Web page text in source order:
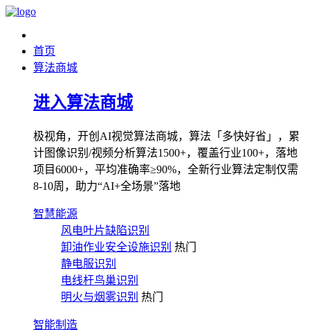
首页
算法商城
进入算法商城
极视角，开创AI视觉算法商城，算法「多快好省」，累
计图像识别/视频分析算法1500+，覆盖行业100+，落地
项目6000+，平均准确率≥90%，全新行业算法定制仅需
8-10周，助力“AI+全场景”落地
智慧能源
风电叶片缺陷识别
卸油作业安全设施识别 热门
静电服识别
电线杆鸟巢识别
明火与烟雾识别 热门
智能制造